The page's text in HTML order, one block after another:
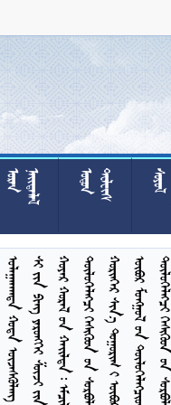










  







  











